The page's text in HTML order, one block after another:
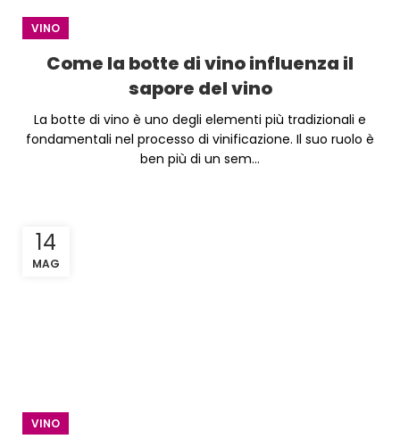
VINO
Come la botte di vino influenza il
sapore del vino
La botte di vino è uno degli elementi più tradizionali e
fondamentali nel processo di vinificazione. Il suo ruolo è
ben più di un sem...
14
MAG
VINO